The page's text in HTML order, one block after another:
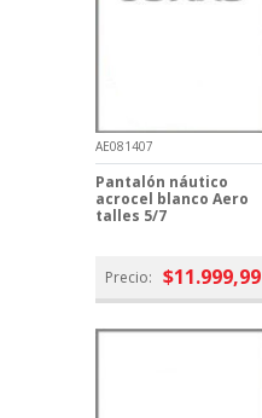
AE081407
Pantalón náutico
acrocel blanco Aero
talles 5/7
Precio: $11.999,99